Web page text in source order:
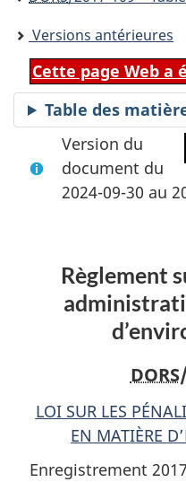
Versions antérieures
Cette page Web a
Table des
Version du
document du
2024-09-30 au
Règlement
DORS
LOI SUR LES
EN MATIÈRE
Enregistrement